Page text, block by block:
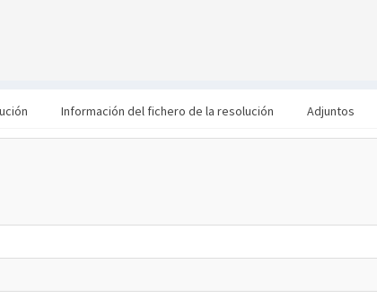
Información del fichero de la resolución Adjuntos